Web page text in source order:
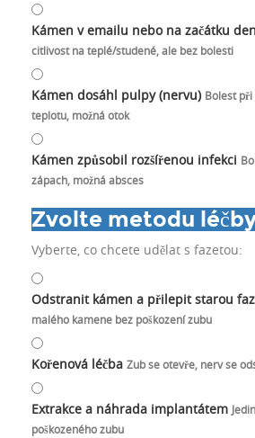
Kámen v emailu nebo na začátku
citlivost na teplé/studené, ale bez bolesti
Kámen dosáhl pulpy (nervu) Bolest
teplotu, možná otok
Kámen způsobil rozšířenou infekci
zápach, možná absces
Zvolte metodu
Vyberte, co chcete udělat s fazetou:
Odstranit kámen a přilepit starou
malého kamene bez poškození zubu
Kořenová léčba Zub se otevře, nerv se
Extrakce a náhrada implantátem
poškozeného zubu